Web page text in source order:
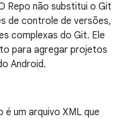
Repo não substitui o Git
de controle de versões,
complexas do Git. Ele
para agregar projetos
Android.
um arquivo XML que